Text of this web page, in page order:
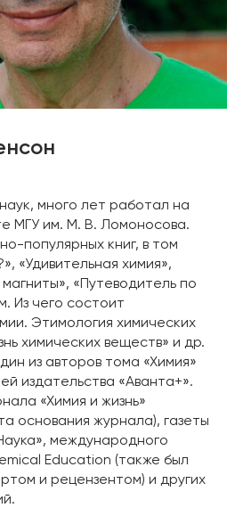
много лет работал на
МГУ им. М. В. Ломоносова.
популярных книг, в том
«Удивительная химия»,
«Путеводитель по
Из чего состоит
Этимология химических
химических веществ» и др.
из авторов тома «Химия»
издательства «Аванта+».
«Химия и жизнь»
основания журнала), газеты
международного
Education (также был
и рецензентом) и других